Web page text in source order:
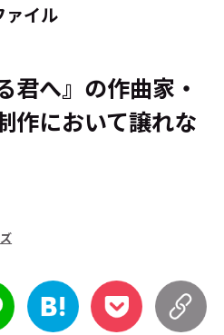
ァイル
君へ』の作曲家・
作において譲れな